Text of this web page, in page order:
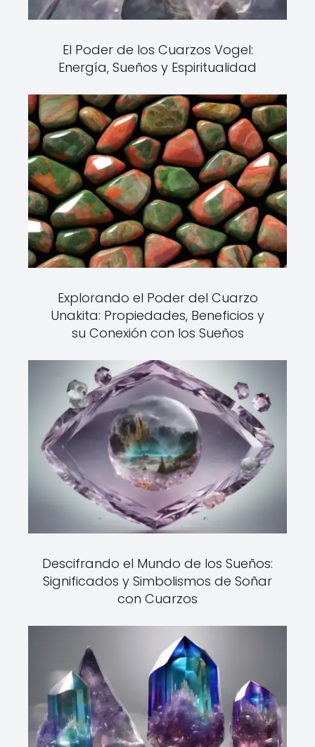
El Poder de los Cuarzos Vogel:
Energía, Sueños y Espiritualidad
Explorando el Poder del Cuarzo
Unakita: Propiedades, Beneficios y
su Conexión con los Sueños
Descifrando el Mundo de los Sueños:
Significados y Simbolismos de Soñar
con Cuarzos